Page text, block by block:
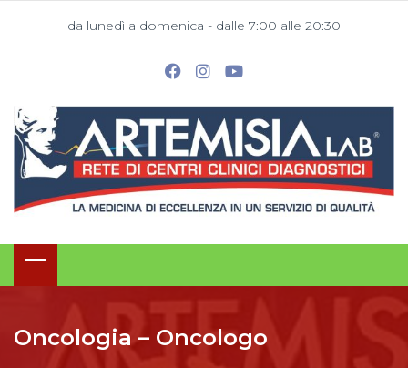
da lunedì a domenica - dalle 7:00 alle 20:30
Oncologia – Oncologo